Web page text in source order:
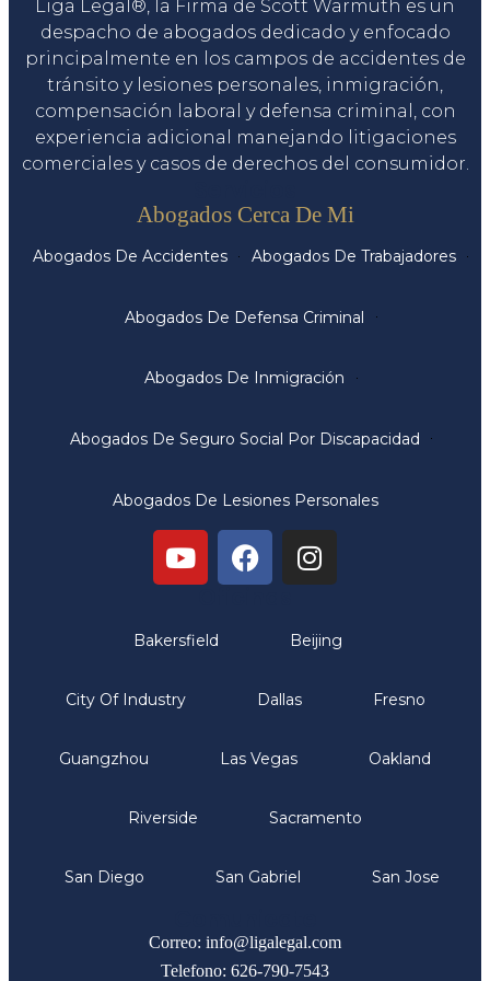
Liga Legal®, la Firma de Scott Warmuth es un
despacho de abogados dedicado y enfocado
principalmente en los campos de accidentes de
tránsito y lesiones personales, inmigración,
compensación laboral y defensa criminal, con
experiencia adicional manejando litigaciones
comerciales y casos de derechos del consumidor.
Abogados Cerca De Mi
Abogados De Accidentes Abogados De Trabajadores
Abogados De Defensa Criminal
Abogados De Inmigración
Abogados De Seguro Social Por Discapacidad
Abogados De Lesiones Personales
Bakersfield Beijing
City Of Industry Dallas Fresno
Guangzhou Las Vegas Oakland
Riverside Sacramento
San Diego San Gabriel San Jose
Correo: info@ligalegal.com
Telefono: 626-790-7543